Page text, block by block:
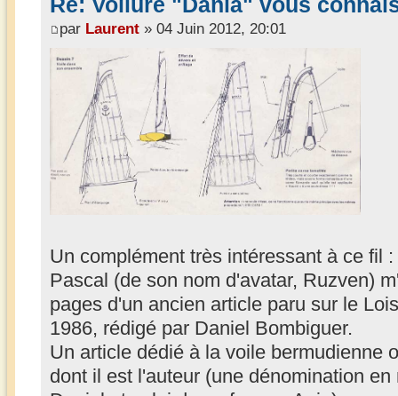
par Laurent » 04 Juin 2012, 20:01
Un complément très intéressant à ce fil :
Pascal (de son nom d'avatar, Ruzven)
pages d'un ancien article paru sur le
1986, rédigé par Daniel Bombiguer.
Un article dédié à la voile bermudienne
dont il est l'auteur (une dénomination